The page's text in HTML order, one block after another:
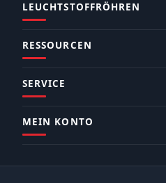
LEUCHTSTOFFRÖHREN
RESSOURCEN
SERVICE
MEIN KONTO